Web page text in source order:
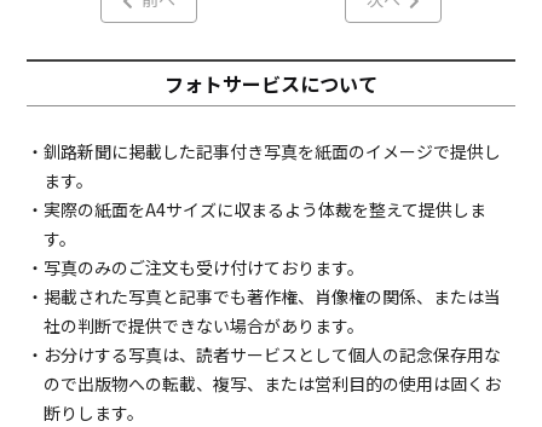
フォトサービスについて
・釧路新聞に掲載した記事付き写真を紙面のイメージで提供し
ます。
・実際の紙面をA4サイズに収まるよう体裁を整えて提供しま
す。
・写真のみのご注文も受け付けております。
・掲載された写真と記事でも著作権、肖像権の関係、または当
社の判断で提供できない場合があります。
・お分けする写真は、読者サービスとして個人の記念保存用な
ので出版物への転載、複写、または営利目的の使用は固くお
断りします。